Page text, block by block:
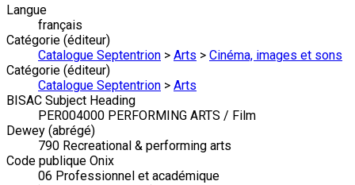
Langue
français
Catégorie (éditeur)
Catalogue Septentrion > Arts > Cinéma, images et sons
Catégorie (éditeur)
Catalogue Septentrion > Arts
BISAC Subject Heading
PER004000 PERFORMING ARTS / Film
Dewey (abrégé)
790 Recreational & performing arts
Code publique Onix
06 Professionnel et académique